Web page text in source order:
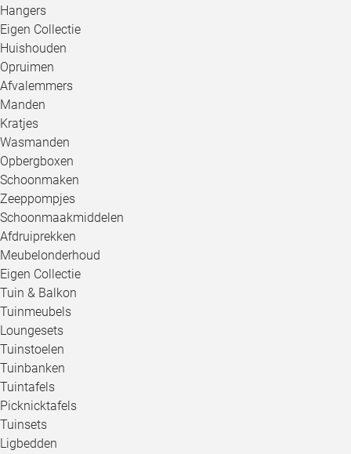
Hangers
Eigen Collectie
Huishouden
Opruimen
Afvalemmers
Manden
Kratjes
Wasmanden
Opbergboxen
Schoonmaken
Zeeppompjes
Schoonmaakmiddelen
Afdruiprekken
Meubelonderhoud
Eigen Collectie
Tuin & Balkon
Tuinmeubels
Loungesets
Tuinstoelen
Tuinbanken
Tuintafels
Picknicktafels
Tuinsets
Ligbedden